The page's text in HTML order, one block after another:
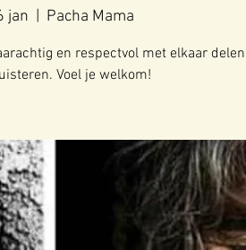
jan Pacha Mama
en respectvol met elkaar
Voel je welkom!